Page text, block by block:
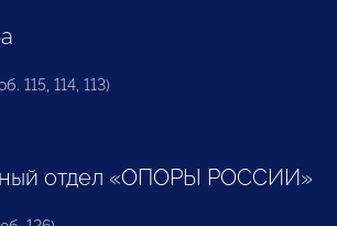
115, 114, 113)
отдел «ОПОРЫ РОССИИ»